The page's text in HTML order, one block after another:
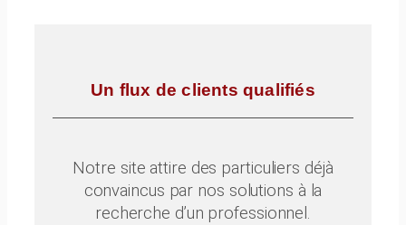
Un flux de clients qualifiés
Notre site attire des particuliers déjà
convaincus par nos solutions à la
recherche d’un professionnel.